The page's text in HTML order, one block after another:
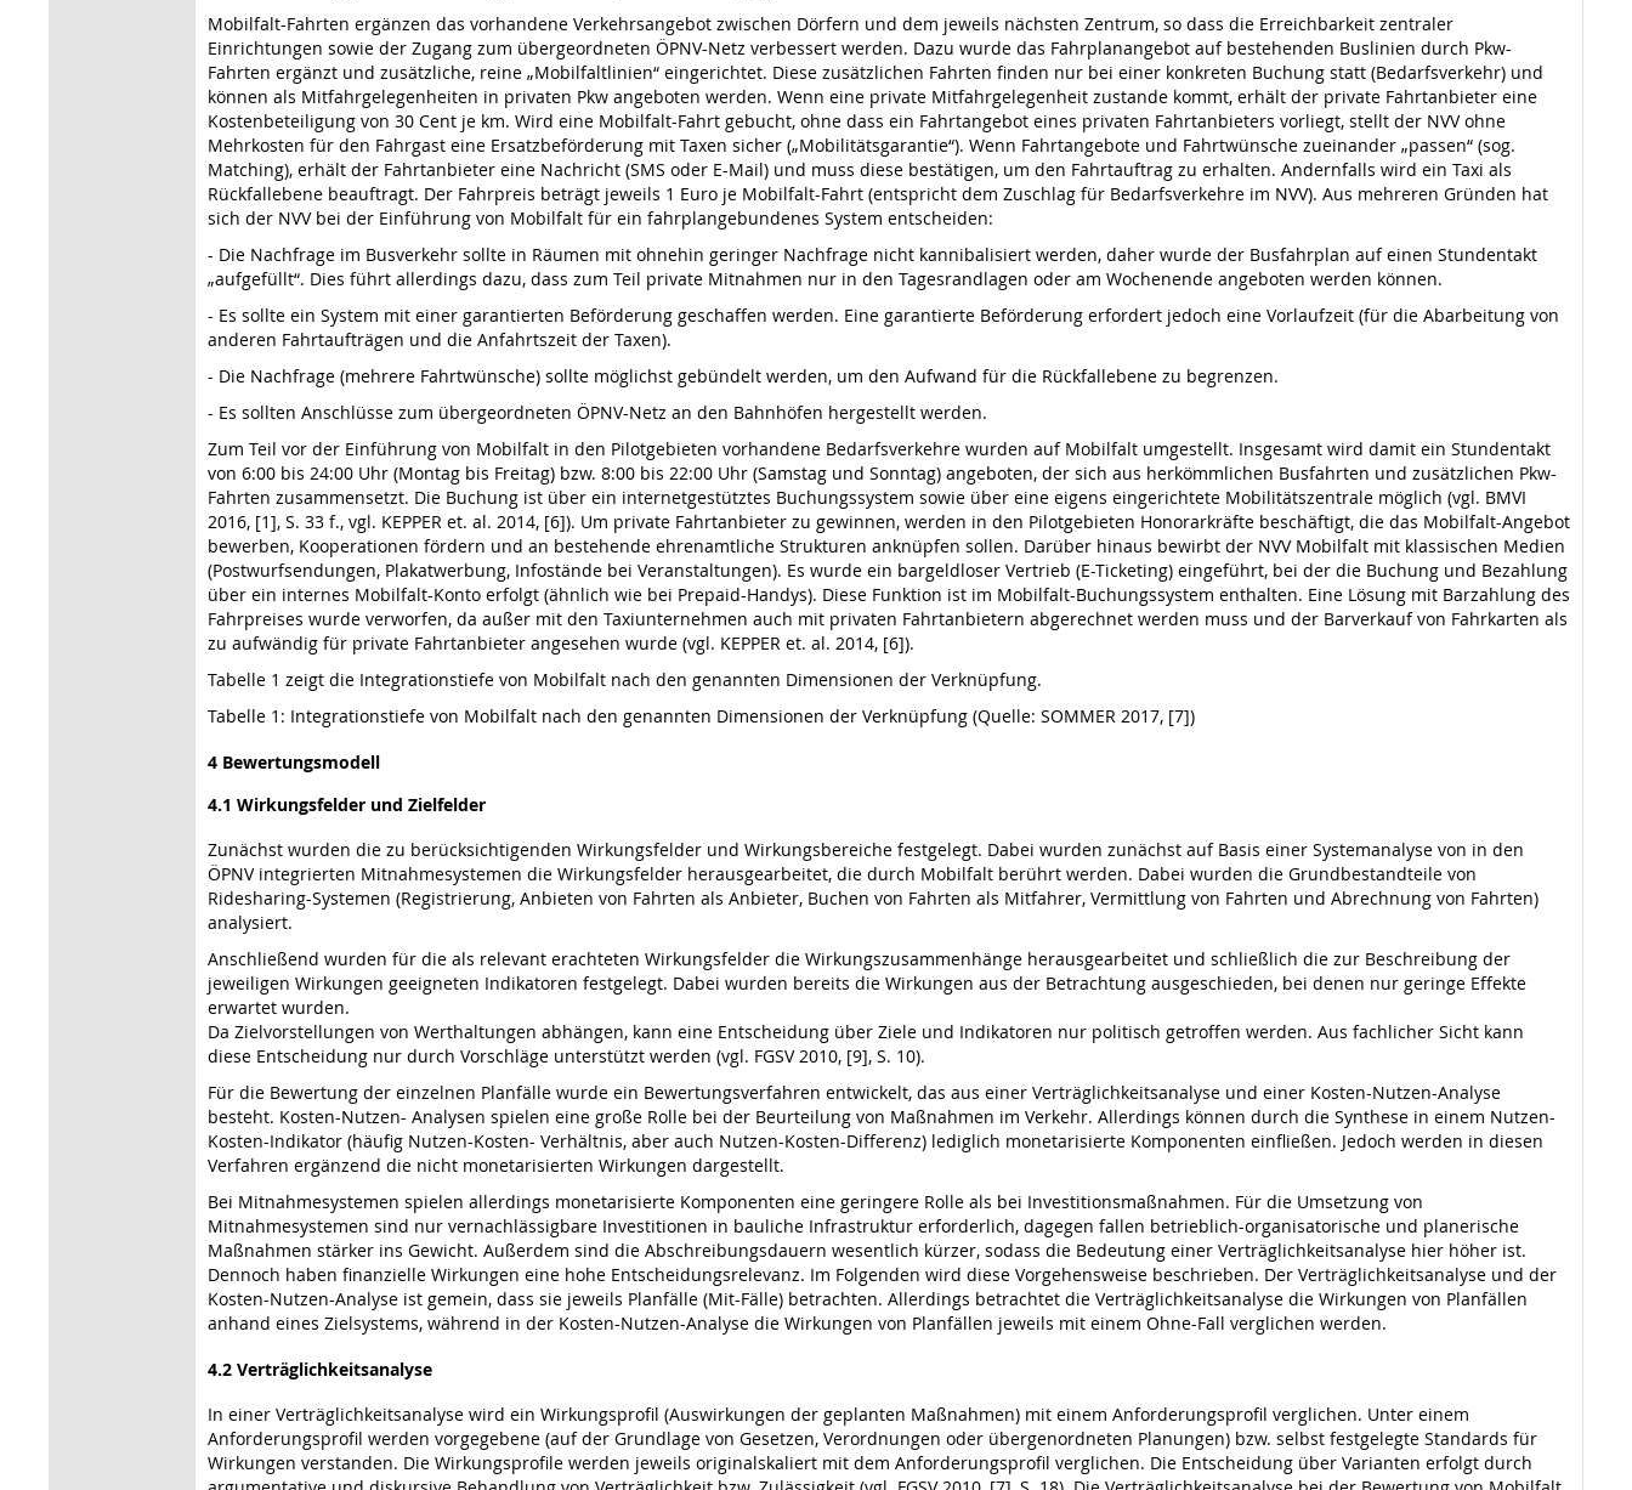
Mobilfalt-Fahrten ergänzen das vorhandene Verkehrsangebot zwischen Dörfern und dem jeweils nächsten Zentrum, so dass die Erreichbarkeit zentraler
Einrichtungen sowie der Zugang zum übergeordneten ÖPNV-Netz verbessert werden. Dazu wurde das Fahrplanangebot auf bestehenden Buslinien durch Pkw-
Fahrten ergänzt und zusätzliche, reine „Mobilfaltlinien“ eingerichtet. Diese zusätzlichen Fahrten finden nur bei einer konkreten Buchung statt (Bedarfsverkehr) und
können als Mitfahrgelegenheiten in privaten Pkw angeboten werden. Wenn eine private Mitfahrgelegenheit zustande kommt, erhält der private Fahrtanbieter eine
Kostenbeteiligung von 30 Cent je km. Wird eine Mobilfalt-Fahrt gebucht, ohne dass ein Fahrtangebot eines privaten Fahrtanbieters vorliegt, stellt der NVV ohne
Mehrkosten für den Fahrgast eine Ersatzbeförderung mit Taxen sicher („Mobilitätsgarantie“). Wenn Fahrtangebote und Fahrtwünsche zueinander „passen“ (sog.
Matching), erhält der Fahrtanbieter eine Nachricht (SMS oder E-Mail) und muss diese bestätigen, um den Fahrtauftrag zu erhalten. Andernfalls wird ein Taxi als
Rückfallebene beauftragt. Der Fahrpreis beträgt jeweils 1 Euro je Mobilfalt-Fahrt (entspricht dem Zuschlag für Bedarfsverkehre im NVV). Aus mehreren Gründen hat
sich der NVV bei der Einführung von Mobilfalt für ein fahrplangebundenes System entscheiden:
- Die Nachfrage im Busverkehr sollte in Räumen mit ohnehin geringer Nachfrage nicht kannibalisiert werden, daher wurde der Busfahrplan auf einen Stundentakt
„aufgefüllt“. Dies führt allerdings dazu, dass zum Teil private Mitnahmen nur in den Tagesrandlagen oder am Wochenende angeboten werden können.
- Es sollte ein System mit einer garantierten Beförderung geschaffen werden. Eine garantierte Beförderung erfordert jedoch eine Vorlaufzeit (für die Abarbeitung von
anderen Fahrtaufträgen und die Anfahrtszeit der Taxen).
- Die Nachfrage (mehrere Fahrtwünsche) sollte möglichst gebündelt werden, um den Aufwand für die Rückfallebene zu begrenzen.
- Es sollten Anschlüsse zum übergeordneten ÖPNV-Netz an den Bahnhöfen hergestellt werden.
Zum Teil vor der Einführung von Mobilfalt in den Pilotgebieten vorhandene Bedarfsverkehre wurden auf Mobilfalt umgestellt. Insgesamt wird damit ein Stundentakt
von 6:00 bis 24:00 Uhr (Montag bis Freitag) bzw. 8:00 bis 22:00 Uhr (Samstag und Sonntag) angeboten, der sich aus herkömmlichen Busfahrten und zusätzlichen Pkw-
Fahrten zusammensetzt. Die Buchung ist über ein internetgestütztes Buchungssystem sowie über eine eigens eingerichtete Mobilitätszentrale möglich (vgl. BMVI
2016, [1], S. 33 f., vgl. KEPPER et. al. 2014, [6]). Um private Fahrtanbieter zu gewinnen, werden in den Pilotgebieten Honorarkräfte beschäftigt, die das Mobilfalt-Angebot
bewerben, Kooperationen fördern und an bestehende ehrenamtliche Strukturen anknüpfen sollen. Darüber hinaus bewirbt der NVV Mobilfalt mit klassischen Medien
(Postwurfsendungen, Plakatwerbung, Infostände bei Veranstaltungen). Es wurde ein bargeldloser Vertrieb (E-Ticketing) eingeführt, bei der die Buchung und Bezahlung
über ein internes Mobilfalt-Konto erfolgt (ähnlich wie bei Prepaid-Handys). Diese Funktion ist im Mobilfalt-Buchungssystem enthalten. Eine Lösung mit Barzahlung des
Fahrpreises wurde verworfen, da außer mit den Taxiunternehmen auch mit privaten Fahrtanbietern abgerechnet werden muss und der Barverkauf von Fahrkarten als
zu aufwändig für private Fahrtanbieter angesehen wurde (vgl. KEPPER et. al. 2014, [6]).
Tabelle 1 zeigt die Integrationstiefe von Mobilfalt nach den genannten Dimensionen der Verknüpfung.
Tabelle 1: Integrationstiefe von Mobilfalt nach den genannten Dimensionen der Verknüpfung (Quelle: SOMMER 2017, [7])
4 Bewertungsmodell
4.1 Wirkungsfelder und Zielfelder
Zunächst wurden die zu berücksichtigenden Wirkungsfelder und Wirkungsbereiche festgelegt. Dabei wurden zunächst auf Basis einer Systemanalyse von in den
ÖPNV integrierten Mitnahmesystemen die Wirkungsfelder herausgearbeitet, die durch Mobilfalt berührt werden. Dabei wurden die Grundbestandteile von
Ridesharing-Systemen (Registrierung, Anbieten von Fahrten als Anbieter, Buchen von Fahrten als Mitfahrer, Vermittlung von Fahrten und Abrechnung von Fahrten)
analysiert.
Anschließend wurden für die als relevant erachteten Wirkungsfelder die Wirkungszusammenhänge herausgearbeitet und schließlich die zur Beschreibung der
jeweiligen Wirkungen geeigneten Indikatoren festgelegt. Dabei wurden bereits die Wirkungen aus der Betrachtung ausgeschieden, bei denen nur geringe Effekte
erwartet wurden.
Da Zielvorstellungen von Werthaltungen abhängen, kann eine Entscheidung über Ziele und Indikatoren nur politisch getroffen werden. Aus fachlicher Sicht kann
diese Entscheidung nur durch Vorschläge unterstützt werden (vgl. FGSV 2010, [9], S. 10).
Für die Bewertung der einzelnen Planfälle wurde ein Bewertungsverfahren entwickelt, das aus einer Verträglichkeitsanalyse und einer Kosten-Nutzen-Analyse
besteht. Kosten-Nutzen- Analysen spielen eine große Rolle bei der Beurteilung von Maßnahmen im Verkehr. Allerdings können durch die Synthese in einem Nutzen-
Kosten-Indikator (häufig Nutzen-Kosten- Verhältnis, aber auch Nutzen-Kosten-Differenz) lediglich monetarisierte Komponenten einfließen. Jedoch werden in diesen
Verfahren ergänzend die nicht monetarisierten Wirkungen dargestellt.
Bei Mitnahmesystemen spielen allerdings monetarisierte Komponenten eine geringere Rolle als bei Investitionsmaßnahmen. Für die Umsetzung von
Mitnahmesystemen sind nur vernachlässigbare Investitionen in bauliche Infrastruktur erforderlich, dagegen fallen betrieblich-organisatorische und planerische
Maßnahmen stärker ins Gewicht. Außerdem sind die Abschreibungsdauern wesentlich kürzer, sodass die Bedeutung einer Verträglichkeitsanalyse hier höher ist.
Dennoch haben finanzielle Wirkungen eine hohe Entscheidungsrelevanz. Im Folgenden wird diese Vorgehensweise beschrieben. Der Verträglichkeitsanalyse und der
Kosten-Nutzen-Analyse ist gemein, dass sie jeweils Planfälle (Mit-Fälle) betrachten. Allerdings betrachtet die Verträglichkeitsanalyse die Wirkungen von Planfällen
anhand eines Zielsystems, während in der Kosten-Nutzen-Analyse die Wirkungen von Planfällen jeweils mit einem Ohne-Fall verglichen werden.
4.2 Verträglichkeitsanalyse
In einer Verträglichkeitsanalyse wird ein Wirkungsprofil (Auswirkungen der geplanten Maßnahmen) mit einem Anforderungsprofil verglichen. Unter einem
Anforderungsprofil werden vorgegebene (auf der Grundlage von Gesetzen, Verordnungen oder übergenordneten Planungen) bzw. selbst festgelegte Standards für
Wirkungen verstanden. Die Wirkungsprofile werden jeweils originalskaliert mit dem Anforderungsprofil verglichen. Die Entscheidung über Varianten erfolgt durch